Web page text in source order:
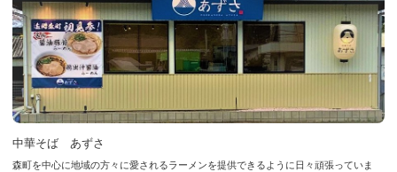
中華そば あずさ
森町を中心に地域の方々に愛されるラーメンを提供できるように日々頑張っていま